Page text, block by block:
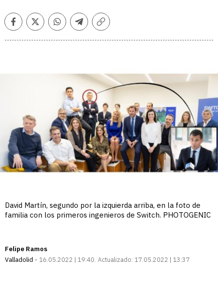
FacebookTwitterWhatsappTelegramCopiar
David Martín, segundo por la izquierda arriba, en la foto de
familia con los primeros ingenieros de Switch. PHOTOGENIC
Felipe Ramos
Valladolid
16.05.2022 | 19:40 Actualizado: 17.05.2022 | 13:37